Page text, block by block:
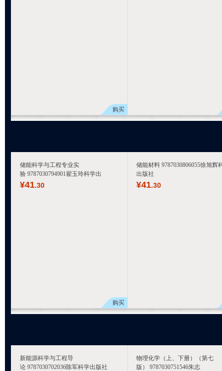
购买
储能科学与工程专业实
验 9787030794901翟玉玲科学出
¥41.30
购买
储能材料 9787030806055徐旭辉
出版社
¥41.30
新能源科学与工程导
论 9787030702036陈军科学出版社
物理化学（上、下册）（第七
版） 9787030751546朱志